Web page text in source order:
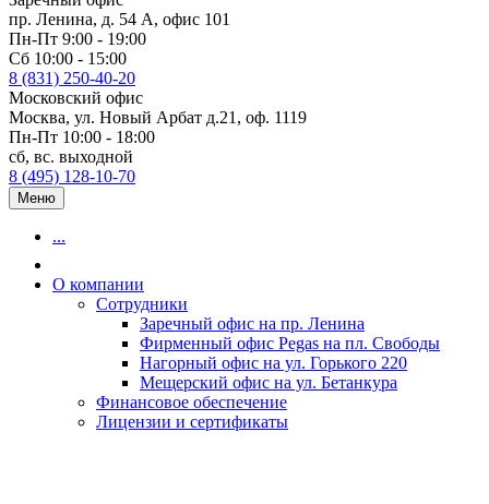
пр. Ленина, д. 54 А, офис 101
Пн-Пт 9:00 - 19:00
Сб 10:00 - 15:00
8 (831) 250-40-20
Московский офис
Москва, ул. Новый Арбат д.21, оф. 1119
Пн-Пт 10:00 - 18:00
сб, вс. выходной
8 (495) 128-10-70
Меню
...
О компании
Сотрудники
Заречный офис на пр. Ленина
Фирменный офис Pegas на пл. Свободы
Нагорный офис на ул. Горького 220
Мещерский офис на ул. Бетанкура
Финансовое обеспечение
Лицензии и сертификаты